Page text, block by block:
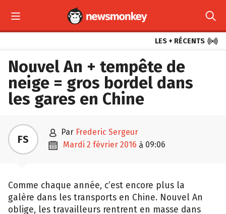
 
LES + RÉCENTS 
Nouvel An + tempête de
neige = gros bordel dans
les gares en Chine
FS  par Frederic Sergeur
 mardi 2 février 2016 à 09:06
Comme chaque année, c’est encore plus la
galère dans les transports en Chine. Nouvel An
oblige, les travailleurs rentrent en masse dans